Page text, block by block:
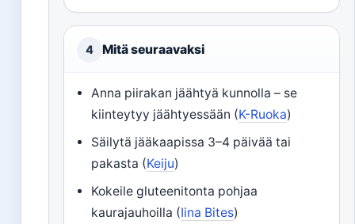
4 Mitä seuraavaksi
Anna piirakan jäähtyä kunnolla – se
kiinteytyy jäähtyessään (K-Ruoka)
Säilytä jääkaapissa 3–4 päivää tai
pakasta (Keiju)
Kokeile gluteenitonta pohjaa
kaurajauhoilla (Iina Bites)